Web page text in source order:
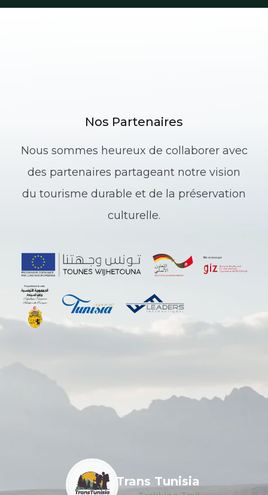
Nos Partenaires
Nous sommes heureux de collaborer avec
des partenaires partageant notre vision
du tourisme durable et de la préservation
culturelle.
Trans Tunisia